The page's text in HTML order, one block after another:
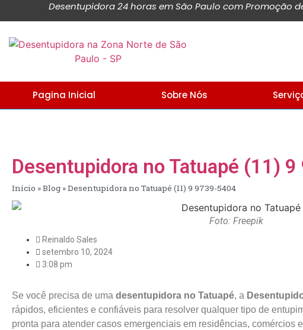
Desentupidora 24 horas em São Paulo com Promoção
Pagina Inicial Sobre Nós
Desentupidora no Tatuapé (11)
Início »Blog »Desentupidora no Tatuapé (11) 9 9739-5404
Foto: Freepik
Reinaldo Sales
setembro 10, 2024
3:08 pm
Se você precisa de uma desentupidora no Tatuapé, a
rápidos, eficientes e confiáveis para resolver qualquer tipo de
pronta para atender casos emergenciais em residências, comércios